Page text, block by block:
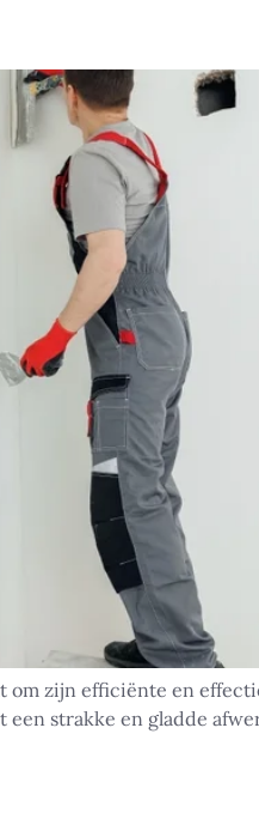
zijn efficiënte en
strakke en gladde